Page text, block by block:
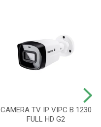
CAMERA TV IP VIPC B 1230
FULL HD G2